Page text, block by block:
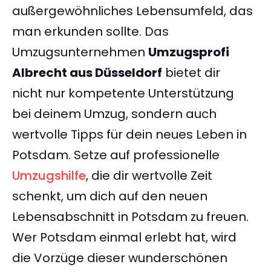
außergewöhnliches Lebensumfeld, das
man erkunden sollte. Das
Umzugsunternehmen Umzugsprofi
Albrecht aus Düsseldorf bietet dir
nicht nur kompetente Unterstützung
bei deinem Umzug, sondern auch
wertvolle Tipps für dein neues Leben in
Potsdam. Setze auf professionelle
Umzugshilfe, die dir wertvolle Zeit
schenkt, um dich auf den neuen
Lebensabschnitt in Potsdam zu freuen.
Wer Potsdam einmal erlebt hat, wird
die Vorzüge dieser wunderschönen